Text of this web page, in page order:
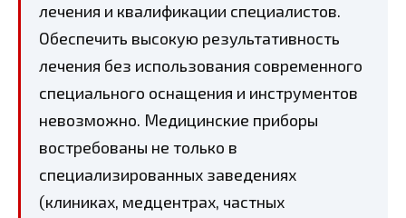
лечения и квалификации специалистов.
Обеспечить высокую результативность
лечения без использования современного
специального оснащения и инструментов
невозможно. Медицинские приборы
востребованы не только в
специализированных заведениях
(клиниках, медцентрах, частных